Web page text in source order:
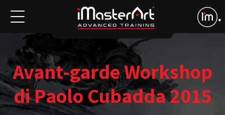
Avant-garde Workshop
di Paolo Cubadda 2015